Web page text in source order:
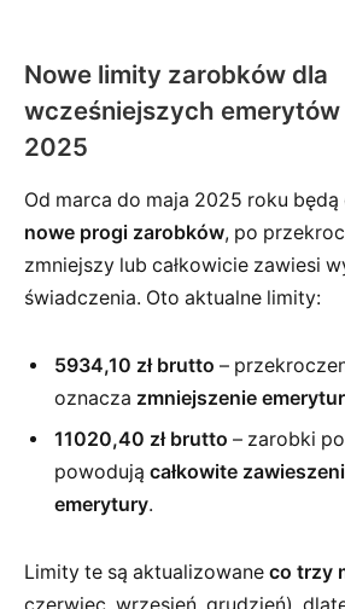
Nowe limity zarobków dla
wcześniejszych emerytów
2025
Od marca do maja 2025 roku
nowe progi zarobków, po
zmniejszy lub całkowicie zawiesi
świadczenia. Oto aktualne limity:
5934,10 zł brutto –
oznacza zmniejszenie
11020,40 zł brutto – zarobki
powodują całkowite
emerytury.
Limity te są aktualizowane co trzy
czerwiec, wrzesień, grudzień),